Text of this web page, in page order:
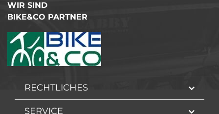
WIR SIND
BIKE&CO PARTNER
RECHTLICHES
SERVICE